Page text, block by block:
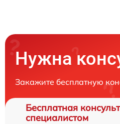
Нужна
Закажите бесплатную
Бесплатная
специалистом